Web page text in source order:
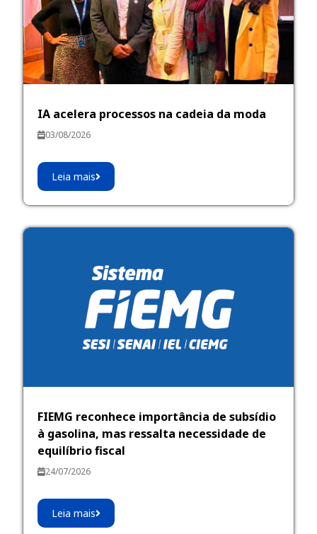
IA acelera processos na cadeia da moda
03/08/2026
Leia mais
FIEMG reconhece importância de subsídio
à gasolina, mas ressalta necessidade de
equilíbrio fiscal
24/07/2026
Leia mais